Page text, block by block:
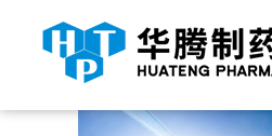
当前位置： 首页 产品中心